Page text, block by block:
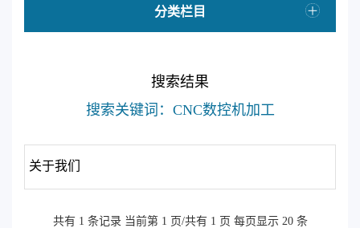
分类栏目
搜索结果
搜索关键词：CNC数控机加工
关于我们
共有 1 条记录 当前第 1 页/共有 1 页 每页显示 20 条